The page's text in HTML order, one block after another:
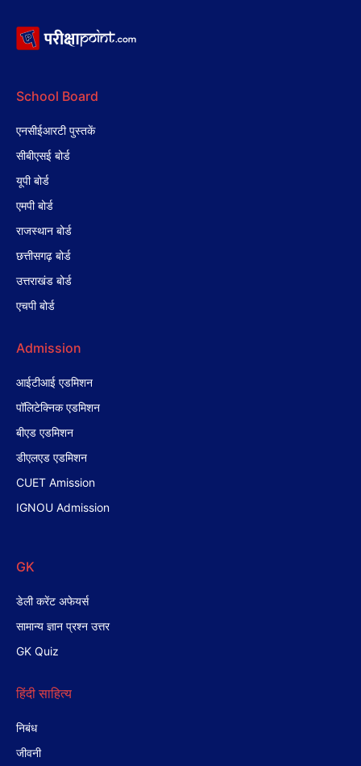
School Board
एनसीईआरटी पुस्तकें
सीबीएसई बोर्ड
यूपी बोर्ड
एमपी बोर्ड
राजस्थान बोर्ड
छत्तीसगढ़ बोर्ड
उत्तराखंड बोर्ड
एचपी बोर्ड
Admission
आईटीआई एडमिशन
पॉलिटेक्निक एडमिशन
बीएड एडमिशन
डीएलएड एडमिशन
CUET Amission
IGNOU Admission
GK
डेली करेंट अफेयर्स
सामान्य ज्ञान प्रश्न उत्तर
GK Quiz
हिंदी साहित्य
निबंध
जीवनी